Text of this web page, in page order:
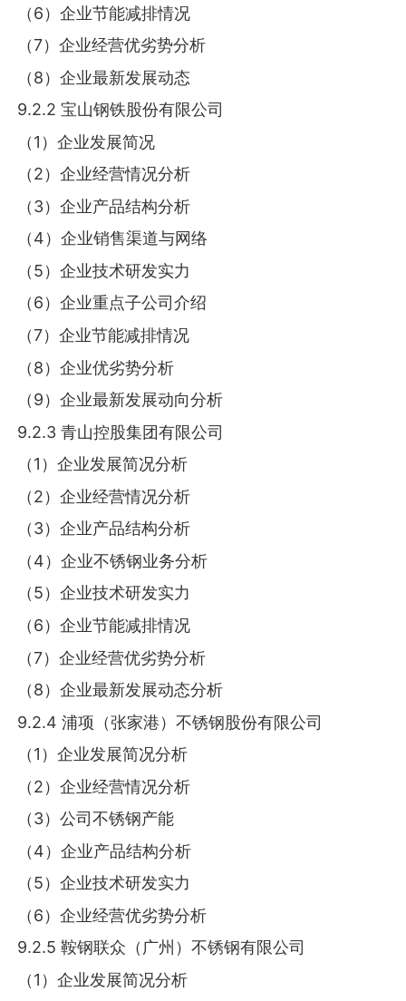
（6）企业节能减排情况
（7）企业经营优劣势分析
（8）企业最新发展动态
9.2.2 宝山钢铁股份有限公司
（1）企业发展简况
（2）企业经营情况分析
（3）企业产品结构分析
（4）企业销售渠道与网络
（5）企业技术研发实力
（6）企业重点子公司介绍
（7）企业节能减排情况
（8）企业优劣势分析
（9）企业最新发展动向分析
9.2.3 青山控股集团有限公司
（1）企业发展简况分析
（2）企业经营情况分析
（3）企业产品结构分析
（4）企业不锈钢业务分析
（5）企业技术研发实力
（6）企业节能减排情况
（7）企业经营优劣势分析
（8）企业最新发展动态分析
9.2.4 浦项（张家港）不锈钢股份有限公司
（1）企业发展简况分析
（2）企业经营情况分析
（3）公司不锈钢产能
（4）企业产品结构分析
（5）企业技术研发实力
（6）企业经营优劣势分析
9.2.5 鞍钢联众（广州）不锈钢有限公司
（1）企业发展简况分析